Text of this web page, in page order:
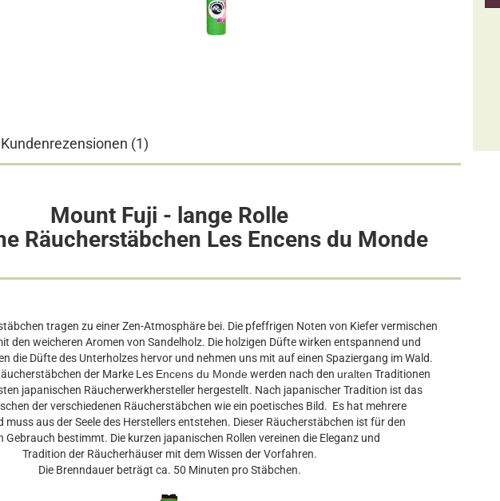
Kundenrezensionen (1)
Mount Fuji - lange Rolle
Räucherstäbchen Les Encens du Monde
tragen zu einer Zen-Atmosphäre bei. Die pfeffrigen Noten von Kiefer vermischen
den weicheren Aromen von Sandelholz. Die holzigen Düfte wirken entspannend und
die Düfte des Unterholzes hervor und nehmen uns mit auf einen Spaziergang im Wald.
der Marke Les Encens du Mondewerden nach den uralten Traditionen
japanischen Räucherwerkhersteller hergestellt. Nach japanischer Tradition ist das
der verschiedenen Räucherstäbchen wie ein poetisches Bild. Es hat mehrere
muss aus der Seele des Herstellers entstehen. Dieser Räucherstäbchen ist für den
Gebrauch bestimmt. Die kurzen japanischen Rollen vereinen die Eleganz und
Tradition der Räucherhäuser mit dem Wissen der Vorfahren.
Die Brenndauer beträgt ca. 50 Minuten pro Stäbchen.